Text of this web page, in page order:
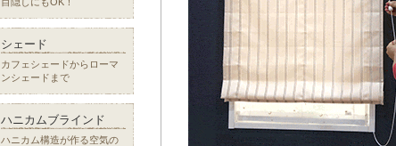
シェード
カフェシェードからローマ
ンシェードまで
ハニカムブラインド
ハニカム構造が作る空気の